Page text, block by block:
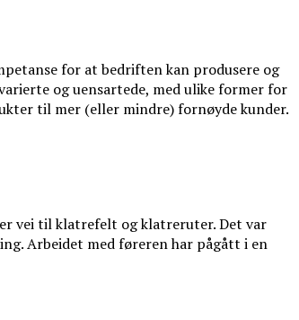
for at bedriften kan produsere og
og uensartede, med ulike former for
til mer (eller mindre) fornøyde kunder.
vei til klatrefelt og klatreruter. Det var
Arbeidet med føreren har pågått i en